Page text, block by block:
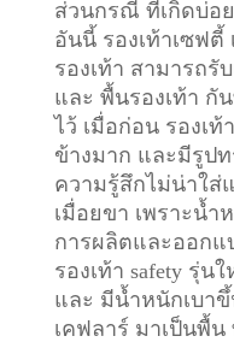
ส่วนกรณี ที่เกิดบ่อ
อันนี้ รองเท้าเซฟตี้
รองเท้า สามารถรั
และ พื้นรองเท้า กั
ไว้ เมื่อก่อน รองเ
ข้างมาก และมีรูป
ความรู้สึกไม่น่าใส่
เมื่อยขา เพราะน้
การผลิตและออก
รองเท้า safety รุ่
และ มีน้ำหนักเบา
เคฟลาร์ มาเป็นพื้